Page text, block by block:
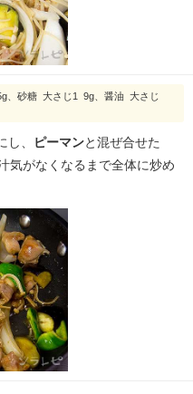
、砂糖 大さじ1 9g、醤油 大さじ
、 ピーマンと混ぜ合せた
気がなくなるまで全体に炒め